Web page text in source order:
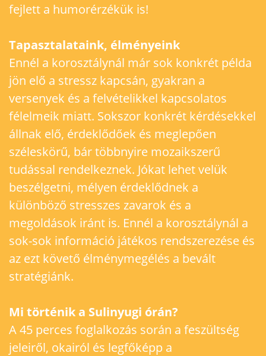
fejlett a humorérzékük is!
Tapasztalataink, élményeink
Ennél a korosztálynál már sok konkrét példa
jön elő a stressz kapcsán, gyakran a
versenyek és a felvételikkel kapcsolatos
félelmeik miatt. Sokszor konkrét kérdésekkel
állnak elő, érdeklődőek és meglepően
széleskörű, bár többnyire mozaikszerű
tudással rendelkeznek. Jókat lehet velük
beszélgetni, mélyen érdeklődnek a
különböző stresszes zavarok és a
megoldások iránt is. Ennél a korosztálynál a
sok-sok információ játékos rendszerezése és
az ezt követő élménymegélés a bevált
stratégiánk.
Mi történik a Sulinyugi órán?
A 45 perces foglalkozás során a feszültség
jeleiről, okairól és legfőképp a